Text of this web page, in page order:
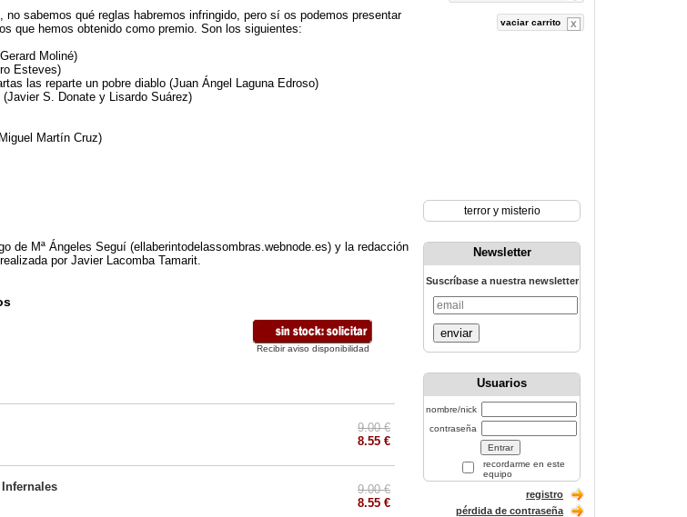
no sabemos qué reglas habremos infringido, pero sí os podemos presentar
que hemos obtenido como premio. Son los siguientes:
Moliné)
Esteves)
las reparte un pobre diablo (Juan Ángel Laguna Edroso)
(Javier S. Donate y Lisardo Suárez)
Martín Cruz)
de Mª Ángeles Seguí (ellaberintodelassombras.webnode.es) y la redacción
por Javier Lacomba Tamarit.
Recibir aviso disponibilidad
9.00 €
8.55 €
9.00 €
8.55 €
vaciar carrito
terror y misterio
Newsletter
Suscríbase a nuestra newsletter
enviar
Usuarios
nombre/nick
contraseña
recordarme en este
equipo
registro
pérdida de contraseña